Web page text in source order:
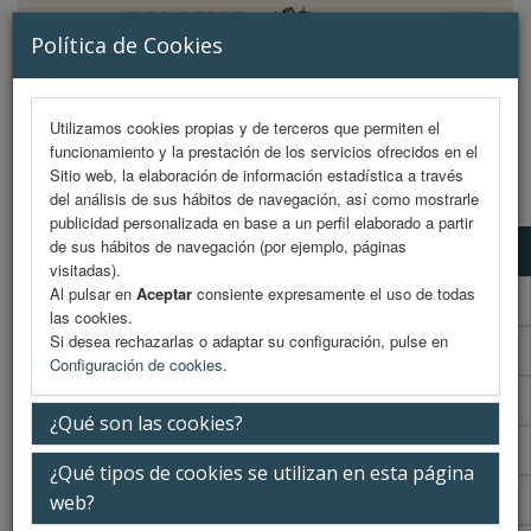
Política de Cookies
Utilizamos cookies propias y de terceros que permiten el
funcionamiento y la prestación de los servicios ofrecidos en el
Sitio web, la elaboración de información estadística a través
del análisis de sus hábitos de navegación, así como mostrarle
publicidad personalizada en base a un perfil elaborado a partir
de sus hábitos de navegación (por ejemplo, páginas
visitadas).
Al pulsar en Aceptar consiente expresamente el uso de todas
las cookies.
Si desea rechazarlas o adaptar su configuración, pulse en
Configuración de cookies.
¿Qué son las cookies?
¿Qué tipos de cookies se utilizan en esta página
web?
MENU
Programa científico
Programa científico (PDF)
Cronograma Programa científico
Programa enfermería
Cronograma Programa enfermería
Normativa comunicaciones